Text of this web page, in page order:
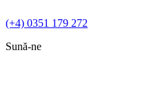
(+4) 0351 179 272
Sună-ne